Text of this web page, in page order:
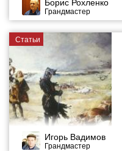
Грандмастер
Статьи
Игорь Вадимов
Грандмастер